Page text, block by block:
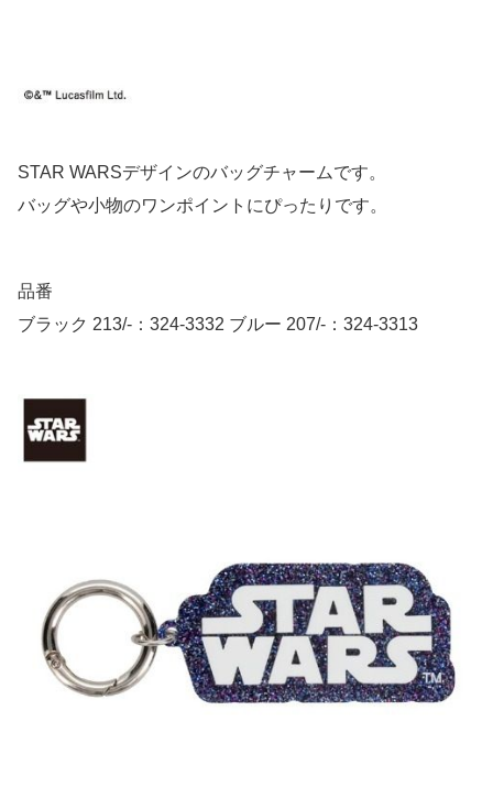
STAR WARSデザインのバッグチャームです。
バッグや小物のワンポイントにぴったりです。
品番
ブラック 213/-：324-3332 ブルー 207/-：324-3313